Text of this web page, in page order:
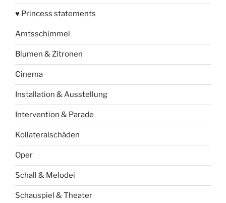
♥ Princess statements
Amtsschimmel
Blumen & Zitronen
Cinema
Installation & Ausstellung
Intervention & Parade
Kollateralschäden
Oper
Schall & Melodei
Schauspiel & Theater